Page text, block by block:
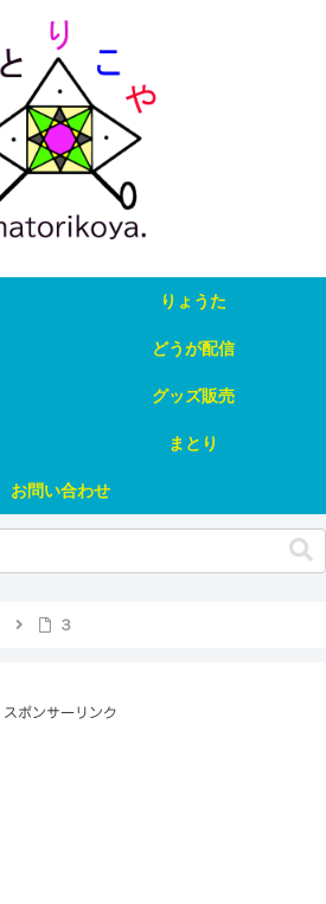
りょうた
どうが配信
グッズ販売
まとり
お問い合わせ
３
スポンサーリンク